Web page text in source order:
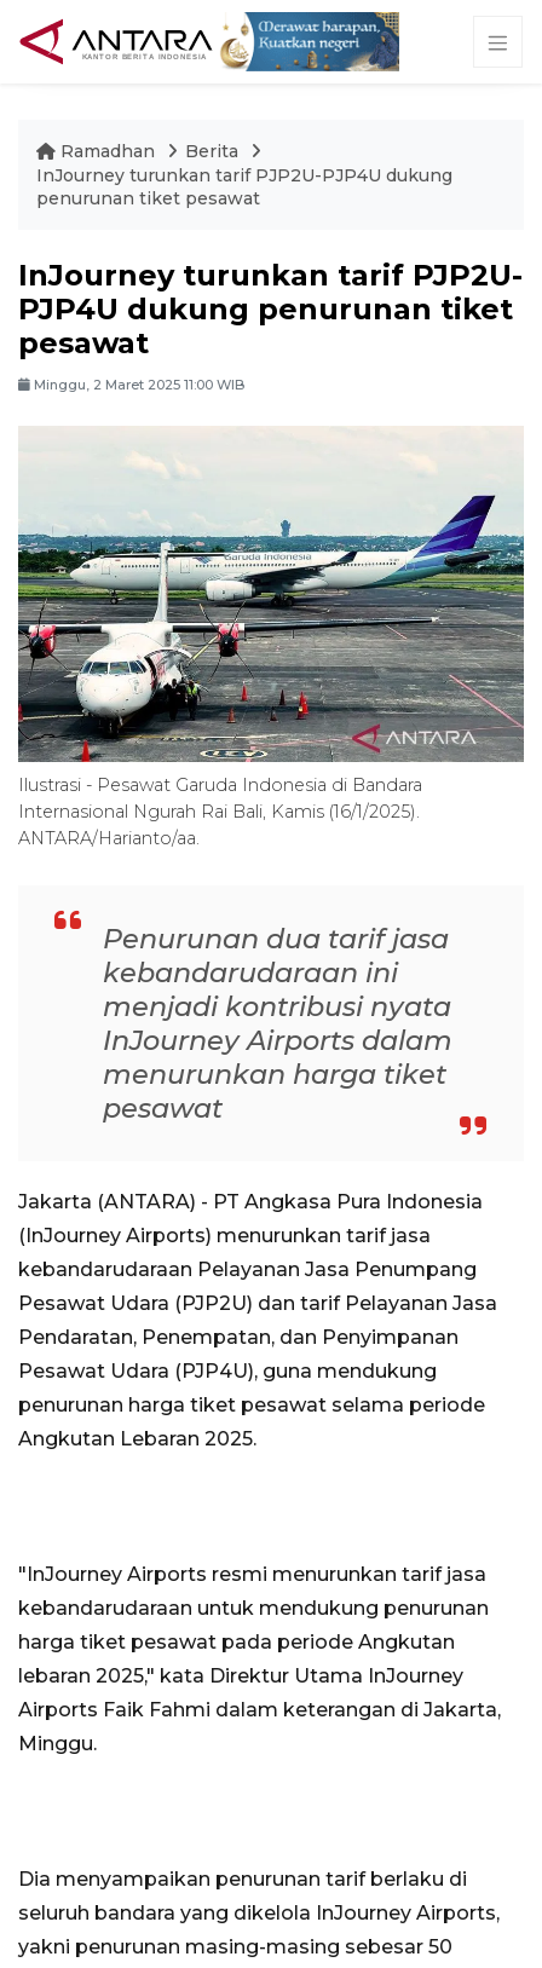
Ramadhan
Berita
InJourney turunkan tarif PJP2U-PJP4U dukung
penurunan tiket pesawat
InJourney turunkan tarif PJP2U-
PJP4U dukung penurunan tiket
pesawat
Minggu, 2 Maret 2025 11:00 WIB
Ilustrasi - Pesawat Garuda Indonesia di Bandara
Internasional Ngurah Rai Bali, Kamis (16/1/2025).
ANTARA/Harianto/aa.
Penurunan dua tarif jasa
kebandarudaraan ini
menjadi kontribusi nyata
InJourney Airports dalam
menurunkan harga tiket
pesawat
Jakarta (ANTARA) - PT Angkasa Pura Indonesia
(InJourney Airports) menurunkan tarif jasa
kebandarudaraan Pelayanan Jasa Penumpang
Pesawat Udara (PJP2U) dan tarif Pelayanan Jasa
Pendaratan, Penempatan, dan Penyimpanan
Pesawat Udara (PJP4U), guna mendukung
penurunan harga tiket pesawat selama periode
Angkutan Lebaran 2025.
"InJourney Airports resmi menurunkan tarif jasa
kebandarudaraan untuk mendukung penurunan
harga tiket pesawat pada periode Angkutan
lebaran 2025," kata Direktur Utama InJourney
Airports Faik Fahmi dalam keterangan di Jakarta,
Minggu.
Dia menyampaikan penurunan tarif berlaku di
seluruh bandara yang dikelola InJourney Airports,
yakni penurunan masing-masing sebesar 50